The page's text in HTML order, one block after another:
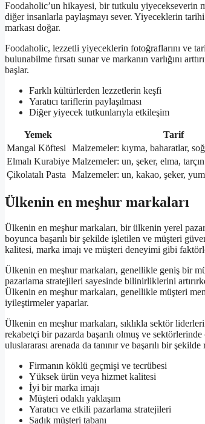
Foodaholic’un hikayesi, bir tutkulu yiyecekseverin
diğer insanlarla paylaşmayı sever. Yiyeceklerin
markası doğar.
Foodaholic, lezzetli yiyeceklerin fotoğraflarını ve
bulunabilme fırsatı sunar ve markanın varlığını
başlar.
Farklı kültürlerden lezzetlerin keşfi
Yaratıcı tariflerin paylaşılması
Diğer yiyecek tutkunlarıyla etkileşim
Yemek Tarif
Mangal Köftesi Malzemeler: kıyma, baharatlar,
Elmalı Kurabiye Malzemeler: un, şeker, elma, tarçın
Çikolatalı Pasta Malzemeler: un, kakao, şeker,
Ülkenin en meşhur markaları
Ülkenin en meşhur markaları, bir ülkenin yerel
boyunca başarılı bir şekilde işletilen ve müşteri
kalitesi, marka imajı ve müşteri deneyimi gibi
Ülkenin en meşhur markaları, genellikle geniş bir
pazarlama stratejileri sayesinde bilinirliklerini
Ülkenin en meşhur markaları, genellikle müşteri
iyileştirmeler yaparlar.
Ülkenin en meşhur markaları, sıklıkla sektör
rekabetçi bir pazarda başarılı olmuş ve
uluslararası arenada da tanınır ve başarılı bir
Firmanın köklü geçmişi ve tecrübesi
Yüksek ürün veya hizmet kalitesi
İyi bir marka imajı
Müşteri odaklı yaklaşım
Yaratıcı ve etkili pazarlama stratejileri
Sadık müşteri tabanı